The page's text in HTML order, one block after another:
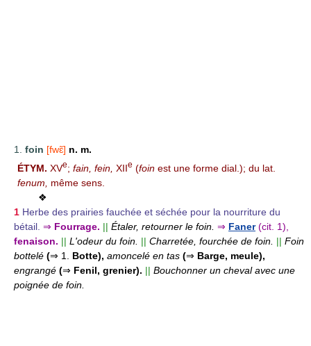
1. foin [fwɛ̃] n. m.
ÉTYM. XVe; fain, fein, XIIe (foin est une forme dial.); du lat.
fenum,
même sens.
❖
1 Herbe des prairies fauchée et séchée pour la nourriture du
bétail. ⇒ Fourrage. || Étaler, retourner le foin. ⇒ Faner (cit. 1),
fenaison. || L'odeur du foin. || Charretée, fourchée de foin. || Foin
bottelé (⇒ 1. Botte), amoncelé en tas (⇒ Barge, meule),
engrangé (⇒ Fenil, grenier). || Bouchonner un cheval avec une
poignée de foin.